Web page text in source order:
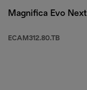
Magnifica Evo Next
ECAM312.80.TB